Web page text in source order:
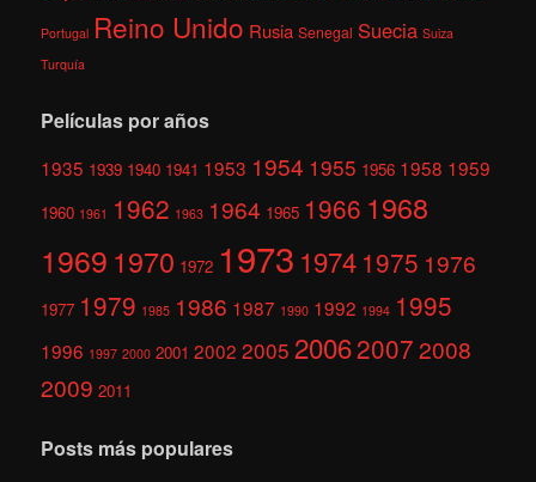
Portugal Reino Unido Rusia Senegal Suecia Suiza
Turquía
Películas por años
1935 1939 1940 1941 1953 1954 1955 1956 1958 1959
1960 1961 1962 1963 1964 1965 1966 1968
1969 1970 1972 1973 1974 1975 1976
1977 1979 1985 1986 1987 1990 1992 1994 1995
1996 1997 2000 2001 2002 2005 200620072008
2009 2011
Posts más populares